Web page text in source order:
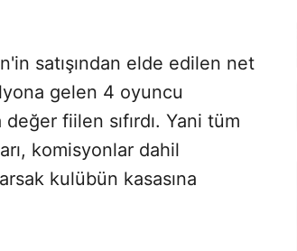
satışından elde edilen net
gelen 4 oyuncu
fiilen sıfırdı. Yani tüm
komisyonlar dahil
kulübün kasasına